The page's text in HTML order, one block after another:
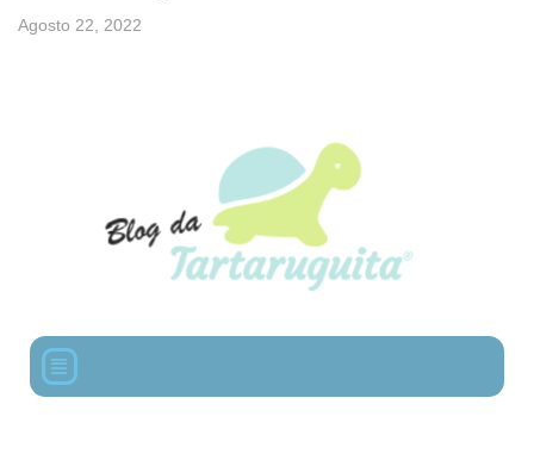
Agosto 22, 2022